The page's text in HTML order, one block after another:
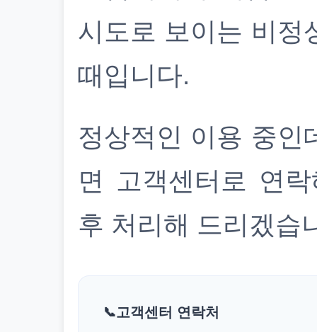
시도로 보이는 비정
때입니다.
정상적인 이용 중인
면 고객센터로 연
후 처리해 드리겠습
고객센터 연락처